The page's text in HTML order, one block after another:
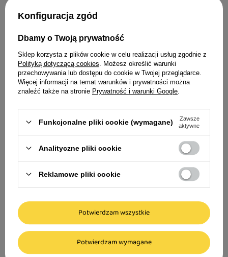
Wartość energetyczna w 100 g
Skład
Opinie
Konfiguracja zgód
Dbamy o Twoją prywatność
Sklep korzysta z plików cookie w celu realizacji usług zgodnie z
Polityką dotyczącą cookies . Możesz określić warunki
przechowywania lub dostępu do cookie w Twojej przeglądarce.
Więcej informacji na temat warunków i prywatności można
znaleźć także na stronie Prywatność i warunki Google
Funkcjonalne pliki cookie (wymagane)
Zawsze
aktywne
Analityczne pliki cookie
Reklamowe pliki cookie
Potwierdzam wymagane
Potwierdzam wszystkie